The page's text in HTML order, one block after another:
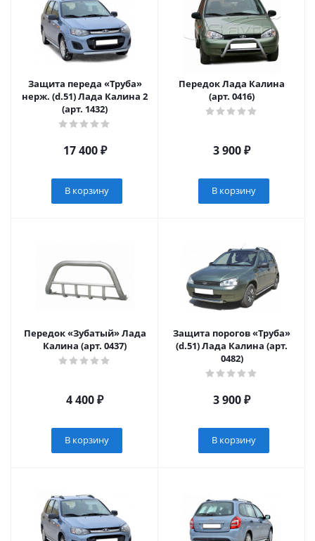
Защита переда «Труба»
нерж. (d.51) Лада Калина 2
(арт. 1432)
17 400₽
В корзину
Передок Лада Калина
(арт. 0416)
3 900₽
В корзину
Передок «Зубатый» Лада
Калина (арт. 0437)
4 400₽
В корзину
Защита порогов «Труба»
(d.51) Лада Калина (арт.
0482)
3 900₽
В корзину